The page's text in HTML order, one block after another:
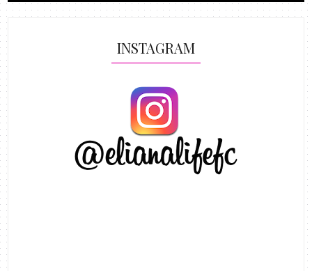
INSTAGRAM